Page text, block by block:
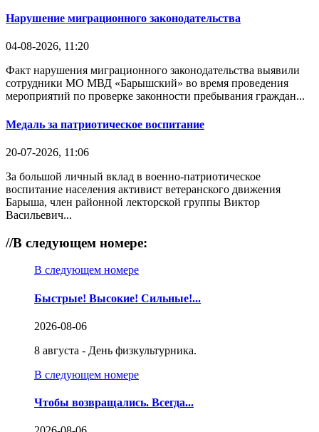
Нарушение миграционного законодательства
04-08-2026, 11:20
Факт нарушения миграционного законодательства выявили
сотрудники МО МВД «Барышский» во время проведения
мероприятий по проверке законности пребывания граждан...
Медаль за патриотическое воспитание
20-07-2026, 11:06
За большой личный вклад в военно-патриотическое
воспитание населения активист ветеранского движения
Барыша, член районной лекторской группы Виктор
Васильевич...
//В следующем номере:
В следующем номере
Быстрые! Высокие! Сильные!...
2026-08-06
8 августа - День физкультурника.
В следующем номере
Чтобы возвращались. Всегда...